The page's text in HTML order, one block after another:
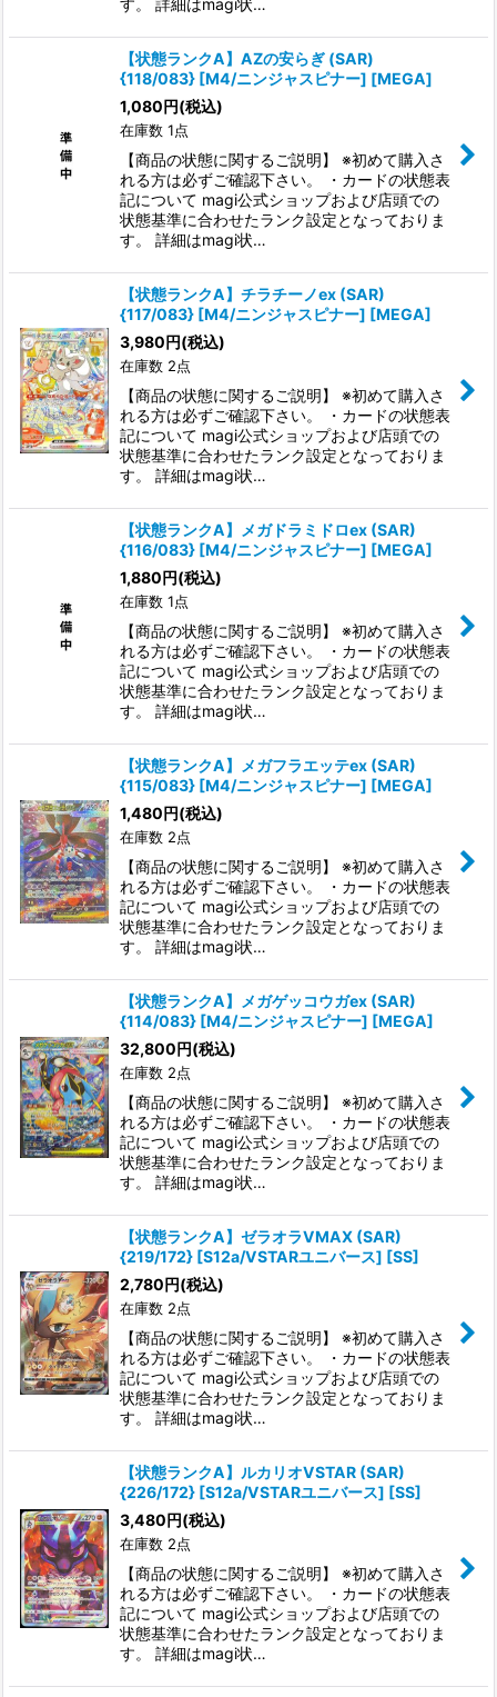
す。 詳細はmagi状…
【状態ランクA】AZの安らぎ (SAR)
{118/083} [M4/ニンジャスピナー] [MEGA]
1,080円(税込)
在庫数 1点
【商品の状態に関するご説明】 ※初めて購入さ
れる方は必ずご確認下さい。 ・カードの状態表
記について magi公式ショップおよび店頭での
状態基準に合わせたランク設定となっておりま
す。 詳細はmagi状…
【状態ランクA】チラチーノex (SAR)
{117/083} [M4/ニンジャスピナー] [MEGA]
3,980円(税込)
在庫数 2点
【商品の状態に関するご説明】 ※初めて購入さ
れる方は必ずご確認下さい。 ・カードの状態表
記について magi公式ショップおよび店頭での
状態基準に合わせたランク設定となっておりま
す。 詳細はmagi状…
【状態ランクA】メガドラミドロex (SAR)
{116/083} [M4/ニンジャスピナー] [MEGA]
1,880円(税込)
在庫数 1点
【商品の状態に関するご説明】 ※初めて購入さ
れる方は必ずご確認下さい。 ・カードの状態表
記について magi公式ショップおよび店頭での
状態基準に合わせたランク設定となっておりま
す。 詳細はmagi状…
【状態ランクA】メガフラエッテex (SAR)
{115/083} [M4/ニンジャスピナー] [MEGA]
1,480円(税込)
在庫数 2点
【商品の状態に関するご説明】 ※初めて購入さ
れる方は必ずご確認下さい。 ・カードの状態表
記について magi公式ショップおよび店頭での
状態基準に合わせたランク設定となっておりま
す。 詳細はmagi状…
【状態ランクA】メガゲッコウガex (SAR)
{114/083} [M4/ニンジャスピナー] [MEGA]
32,800円(税込)
在庫数 2点
【商品の状態に関するご説明】 ※初めて購入さ
れる方は必ずご確認下さい。 ・カードの状態表
記について magi公式ショップおよび店頭での
状態基準に合わせたランク設定となっておりま
す。 詳細はmagi状…
【状態ランクA】ゼラオラVMAX (SAR)
{219/172} [S12a/VSTARユニバース] [SS]
2,780円(税込)
在庫数 2点
【商品の状態に関するご説明】 ※初めて購入さ
れる方は必ずご確認下さい。 ・カードの状態表
記について magi公式ショップおよび店頭での
状態基準に合わせたランク設定となっておりま
す。 詳細はmagi状…
【状態ランクA】ルカリオVSTAR (SAR)
{226/172} [S12a/VSTARユニバース] [SS]
3,480円(税込)
在庫数 2点
【商品の状態に関するご説明】 ※初めて購入さ
れる方は必ずご確認下さい。 ・カードの状態表
記について magi公式ショップおよび店頭での
状態基準に合わせたランク設定となっておりま
す。 詳細はmagi状…